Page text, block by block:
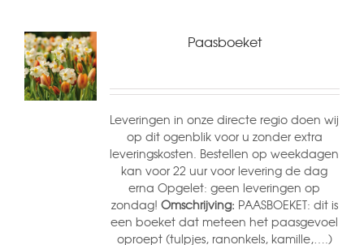
Paasboeket
Leveringen in onze directe regio doen wij
op dit ogenblik voor u zonder extra
leveringskosten. Bestellen op weekdagen
kan voor 22 uur voor levering de dag
erna Opgelet: geen leveringen op
zondag! Omschrijving: PAASBOEKET: dit is
een boeket dat meteen het paasgevoel
oproept (tulpjes, ranonkels, kamille,….)